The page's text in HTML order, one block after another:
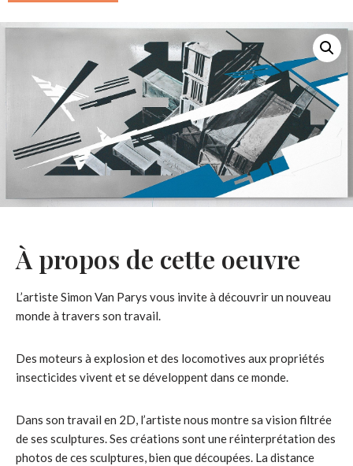
À propos de cette oeuvre
L’artiste Simon Van Parys vous invite à découvrir un nouveau
monde à travers son travail.
Des moteurs à explosion et des locomotives aux propriétés
insecticides vivent et se développent dans ce monde.
Dans son travail en 2D, l’artiste nous montre sa vision filtrée
de ses sculptures. Ses créations sont une réinterprétation des
photos de ces sculptures, bien que découpées. La distance